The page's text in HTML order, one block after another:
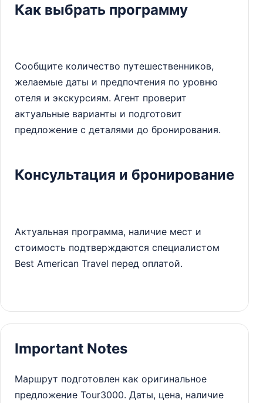
Как выбрать программу
Сообщите количество путешественников,
желаемые даты и предпочтения по уровню
отеля и экскурсиям. Агент проверит
актуальные варианты и подготовит
предложение с деталями до бронирования.
Консультация и бронирование
Актуальная программа, наличие мест и
стоимость подтверждаются специалистом
Best American Travel перед оплатой.
Important Notes
Маршрут подготовлен как оригинальное
предложение Tour3000. Даты, цена, наличие